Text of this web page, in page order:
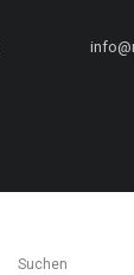
Suchen